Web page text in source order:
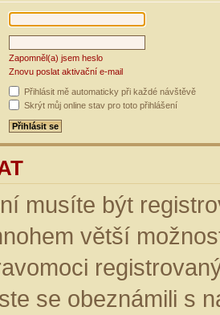
Zapomněl(a) jsem heslo
Znovu poslat aktivační e-mail
Přihlásit mě automaticky při každé návštěvě
Skrýt můj online stav pro toto přihlášení
musíte být
větší
se obeznámili s